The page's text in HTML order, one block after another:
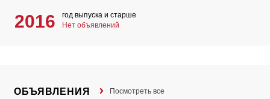
2016
год выпуска и старше
Нет объявлений
ОБЪЯВЛЕНИЯ Посмотреть все